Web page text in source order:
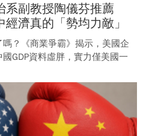
系副教授陶儀芬推薦
經濟真的「勢均力敵」
？《商業爭霸》揭示，美國企
GDP資料虛胖，實力僅美國一